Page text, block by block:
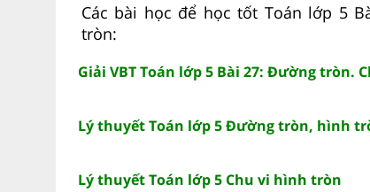
Các bài học để học tốt Toán lớp 5
tròn:
Giải VBT Toán lớp 5 Bài 27: Đường tròn.
Lý thuyết Toán lớp 5 Đường tròn, hình
Lý thuyết Toán lớp 5 Chu vi hình tròn